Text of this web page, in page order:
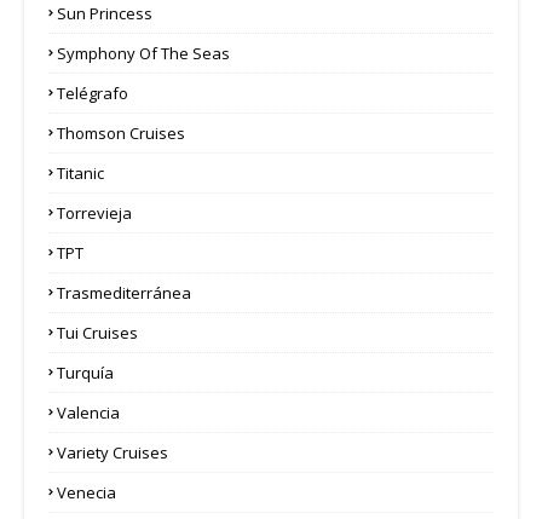
Sun Princess
Symphony Of The Seas
Telégrafo
Thomson Cruises
Titanic
Torrevieja
TPT
Trasmediterránea
Tui Cruises
Turquía
Valencia
Variety Cruises
Venecia